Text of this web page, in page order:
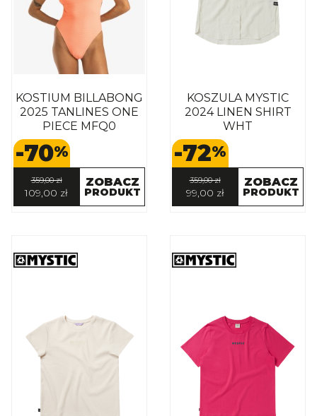
KOSTIUM BILLABONG
2025 TANLINES ONE
PIECE MFQ0
-70%
359,00 zł
109,00 zł
ZOBACZ
PRODUKT
KOSZULA MYSTIC
2024 LINEN SHIRT
WHT
-72%
359,00 zł
99,00 zł
ZOBACZ
PRODUKT